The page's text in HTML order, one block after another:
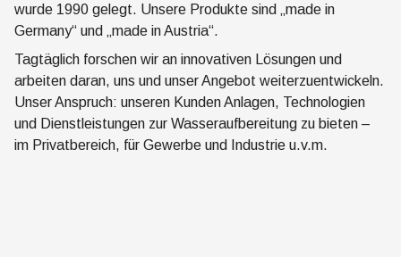
wurde 1990 gelegt. Unsere Produkte sind „made in
Germany“ und „made in Austria“.
Tagtäglich forschen wir an innovativen Lösungen und
arbeiten daran, uns und unser Angebot weiterzuentwickeln.
Unser Anspruch: unseren Kunden Anlagen, Technologien
und Dienstleistungen zur Wasseraufbereitung zu bieten –
im Privatbereich, für Gewerbe und Industrie u.v.m.